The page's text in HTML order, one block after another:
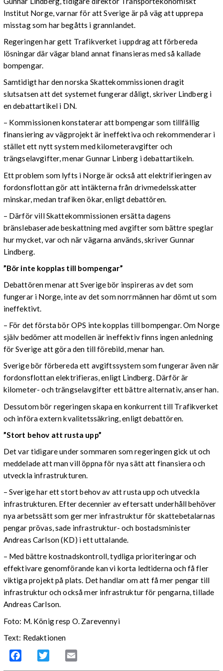
Institut Norge, varnar för att Sverige är på väg att upprepa
misstag som har begåtts i grannlandet.
Regeringen har gett Trafikverket i uppdrag att förbereda
lösningar där vägar bland annat finansieras med så kallade
bompengar.
Samtidigt har den norska Skattekommissionen dragit
slutsatsen att det systemet fungerar dåligt, skriver Lindberg i
en debattartikel i DN.
– Kommissionen konstaterar att bompengar som tillfällig
finansiering av vägprojekt är ineffektiva och rekommenderar i
stället ett nytt system med kilometeravgifter och
trängselavgifter, menar Gunnar Linberg i debattartikeln.
Ett problem som lyfts i Norge är också att elektrifieringen av
fordonsflottan gör att intäkterna från drivmedelsskatter
minskar, medan trafiken ökar, enligt debattören.
– Därför vill Skattekommissionen ersätta dagens
bränslebaserade beskattning med avgifter som bättre speglar
hur mycket, var och när vägarna används, skriver Gunnar
Lindberg.
”Bör inte kopplas till bompengar”
Debattören menar att Sverige bör inspireras av det som
fungerar i Norge, inte av det som norrmännen har dömt ut som
ineffektivt.
– För det första bör OPS inte kopplas till bompengar. Om Norge
själv bedömer att modellen är ineffektiv finns ingen anledning
för Sverige att göra den till förebild, menar han.
Sverige bör förbereda ett avgiftssystem som fungerar även när
fordonsflottan elektrifieras, enligt Lindberg. Därför är
kilometer- och trängselavgifter ett bättre alternativ, anser han.
Dessutom bör regeringen skapa en konkurrent till Trafikverket
och införa extern kvalitetssäkring, enligt debattören.
”Stort behov att rusta upp”
Det var tidigare under sommaren som regeringen gick ut och
meddelade att man vill öppna för nya sätt att finansiera och
utveckla infrastrukturen.
– Sverige har ett stort behov av att rusta upp och utveckla
infrastrukturen. Efter decennier av eftersatt underhåll behöver
nya arbetssätt som ger mer infrastruktur för skattebetalarnas
pengar prövas, sade infrastruktur- och bostadsminister
Andreas Carlson (KD) i ett uttalande.
– Med bättre kostnadskontroll, tydliga prioriteringar och
effektivare genomförande kan vi korta ledtiderna och få fler
viktiga projekt på plats. Det handlar om att få mer pengar till
infrastruktur och också mer infrastruktur för pengarna, tillade
Andreas Carlson.
Foto: M. König resp O. Zarevennyi
Text: Redaktionen
Facebook Twitter